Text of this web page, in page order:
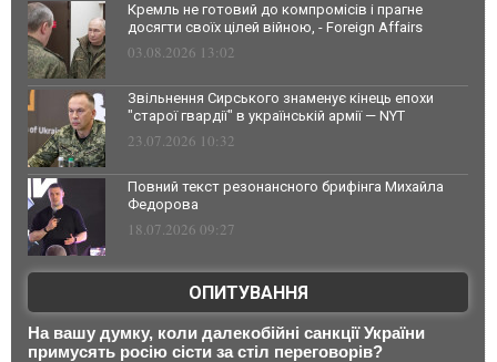
Кремль не готовий до компромісів і прагне
досягти своїх цілей війною, - Foreign Affairs
03.08.2026 13:02
Звільнення Сирського знаменує кінець епохи
"старої гвардії" в українській армії — NYT
23.07.2026 10:32
Повний текст резонансного брифінга Михайла
Федорова
18.07.2026 09:27
ОПИТУВАННЯ
На вашу думку, коли далекобійні санкції України
примусять росію сісти за стіл переговорів?